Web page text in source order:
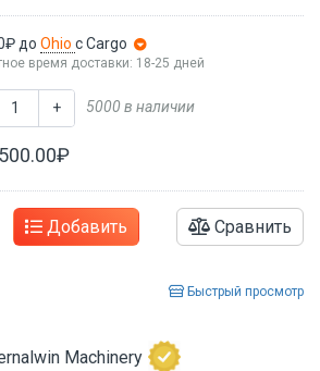
до Ohio с Cargo
время доставки: 18-25 дней
+ 5000 в наличии
Добавить Сравнить
Быстрый просмотр
Machinery